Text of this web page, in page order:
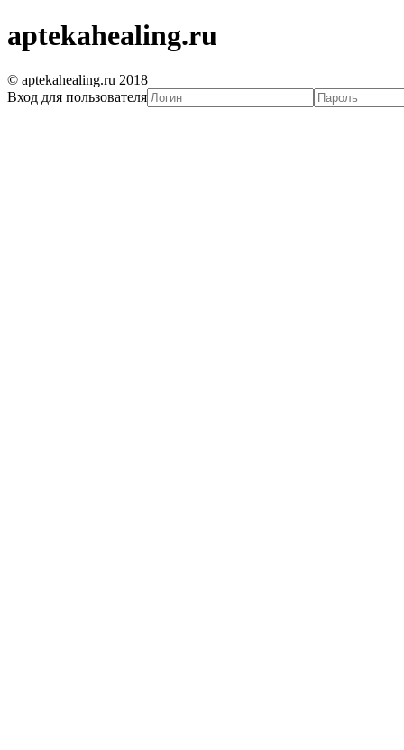
aptekahealing.ru
© aptekahealing.ru 2018
Вход для пользователя